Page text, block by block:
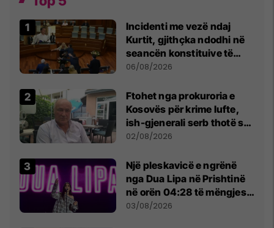
Incidenti me vezë ndaj
Kurtit, gjithçka ndodhi në
seancën konstituive të
Kuvendit
06/08/2026
Ftohet nga prokuroria e
Kosovës për krime lufte,
ish-gjenerali serb thotë se
dikush e tradhtoi në
02/08/2026
Një pleskavicë e ngrënë
nga Dua Lipa në Prishtinë
në orën 04:28 të mëngjesit
- dhe bota digjitale serbe
03/08/2026